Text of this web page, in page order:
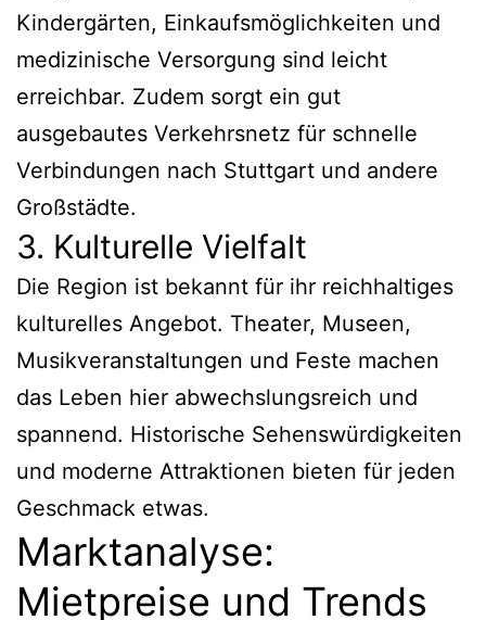
Kindergärten, Einkaufsmöglichkeiten und
medizinische Versorgung sind leicht
erreichbar. Zudem sorgt ein gut
ausgebautes Verkehrsnetz für schnelle
Verbindungen nach Stuttgart und andere
Großstädte.
3. Kulturelle Vielfalt
Die Region ist bekannt für ihr reichhaltiges
kulturelles Angebot. Theater, Museen,
Musikveranstaltungen und Feste machen
das Leben hier abwechslungsreich und
spannend. Historische Sehenswürdigkeiten
und moderne Attraktionen bieten für jeden
Geschmack etwas.
Marktanalyse:
Mietpreise und Trends